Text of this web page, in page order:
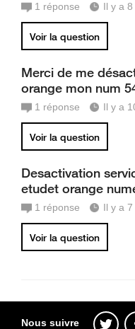
1 réponse Il y a
Voir la question
Merci de me
orange mon num
1 réponse Il y a
Voir la question
Desactivation
etudet orange
1 réponse Il y a
Voir la question
Nous suivre